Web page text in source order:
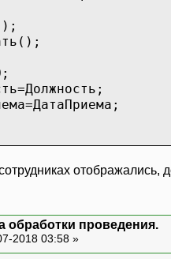
отображались,
обработки проведения.
2018 03:58 »